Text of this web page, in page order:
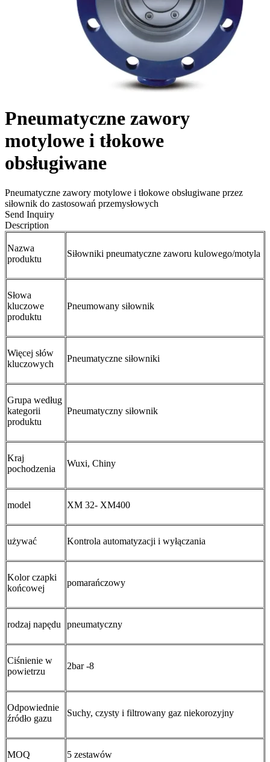
Pneumatyczne zawory
motylowe i tłokowe
obsługiwane
Pneumatyczne zawory motylowe i tłokowe obsługiwane przez
siłownik do zastosowań przemysłowych
Send Inquiry
Description
Nazwa
produktu
Siłowniki pneumatyczne zaworu kulowego/motyla
Słowa
kluczowe
produktu
Pneumowany siłownik
Więcej słów
kluczowych
Pneumatyczne siłowniki
Grupa według
kategorii
produktu
Pneumatyczny siłownik
Kraj
pochodzenia
Wuxi, Chiny
model XM 32- XM400
używać Kontrola automatyzacji i wyłączania
Kolor czapki
końcowej
pomarańczowy
rodzaj napędu pneumatyczny
Ciśnienie w
powietrzu
2bar -8
Odpowiednie
źródło gazu
Suchy, czysty i filtrowany gaz niekorozyjny
MOQ 5 zestawów